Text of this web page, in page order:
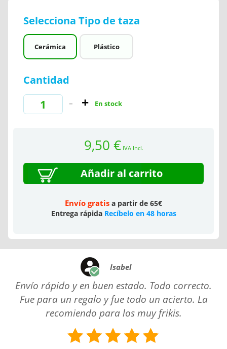
Selecciona Tipo de taza
Cerámica Plástico
Cantidad
En stock
9,50 €IVA Incl.
Añadir al carrito
Envío gratis a partir de 65€
Entrega rápida Recíbelo en 48 horas
Isabel
Envío rápido y en buen estado. Todo correcto.
Fue para un regalo y fue todo un acierto. La
recomiendo para los muy frikis.